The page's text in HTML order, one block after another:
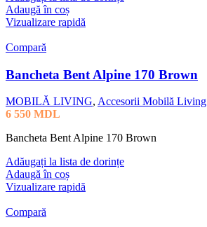
Adaugă în coș
Vizualizare rapidă
Compară
Bancheta Bent Alpine 170 Brown
MOBILĂ LIVING, Accesorii Mobilă Living
6 550 MDL
Bancheta Bent Alpine 170 Brown
Adăugați la lista de dorințe
Adaugă în coș
Vizualizare rapidă
Compară